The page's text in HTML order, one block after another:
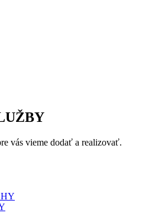
vás vieme dodať a realizovať.